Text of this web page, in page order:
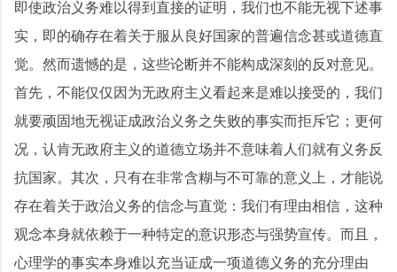
即使政治义务难以得到直接的证明，我们也不能无视下述事
实，即的确存在着关于服从良好国家的普遍信念甚或道德直
觉。然而遗憾的是，这些论断并不能构成深刻的反对意见。
首先，不能仅仅因为无政府主义看起来是难以接受的，我们
就要顽固地无视证成政治义务之失败的事实而拒斥它；更何
况，认肯无政府主义的道德立场并不意味着人们就有义务反
抗国家。其次，只有在非常含糊与不可靠的意义上，才能说
存在着关于政治义务的信念与直觉：我们有理由相信，这种
观念本身就依赖于一种特定的意识形态与强势宣传。而且，
心理学的事实本身难以充当证成一项道德义务的充分理由